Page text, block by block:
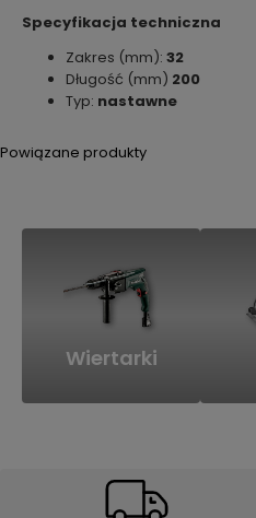
Specyfikacja techniczna
Zakres (mm): 32
Długość (mm) 200
Typ: nastawne
Powiązane produkty
Wiertarki